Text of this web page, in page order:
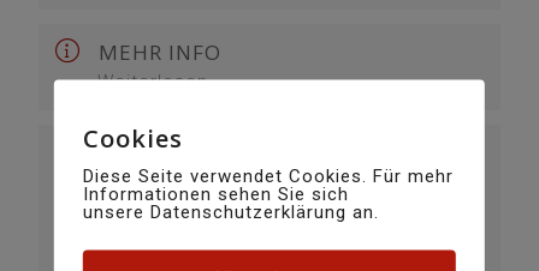
MEHR INFO
Weiterlesen
Cookies
Diese Seite verwendet Cookies. Für mehr
Informationen sehen Sie sich
unsere Datenschutzerklärung an.